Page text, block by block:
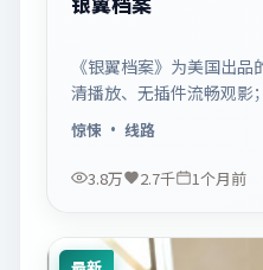
《银翼档案》为美国出
清播放、无插件流畅观影
合休闲一口气追看。
惊悚 · 线路
3.8万 2.7千 1个月前